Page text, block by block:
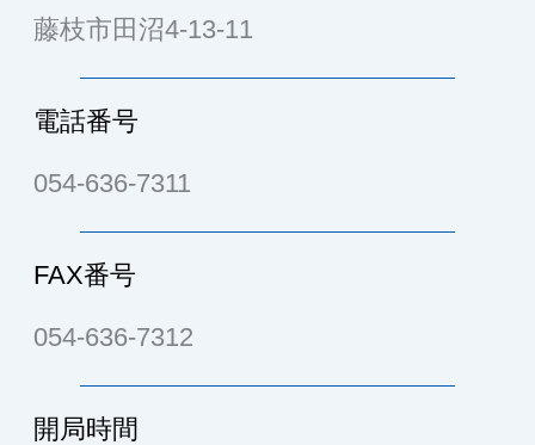
藤枝市田沼4-13-11
電話番号
054-636-7311
FAX番号
054-636-7312
開局時間